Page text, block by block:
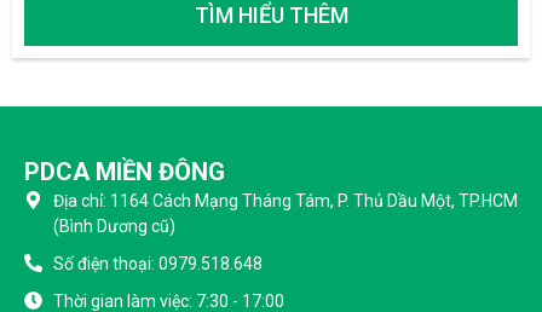
TÌM HIỂU THÊM
PDCA MIỀN ĐÔNG
Địa chỉ: 1164 Cách Mạng Tháng Tám, P. Thủ Dầu Một, TP.HCM
(Bình Dương cũ)
Số điện thoại: 0979.518.648
Thời gian làm việc: 7:30 - 17:00